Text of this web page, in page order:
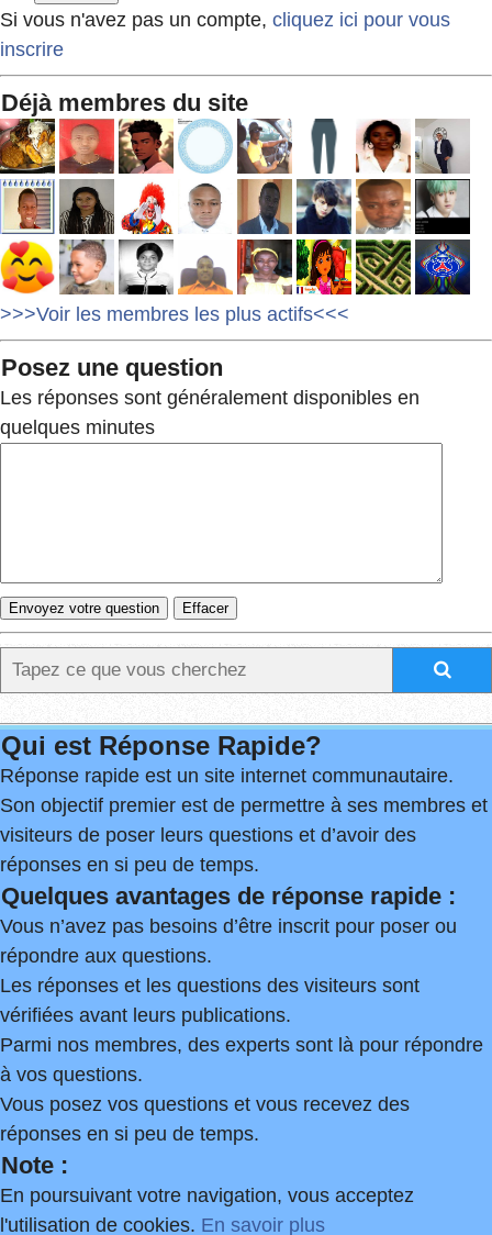
Si vous n'avez pas un compte, cliquez ici pour vous
inscrire
Déjà membres du site
>>>Voir les membres les plus actifs<<<
Posez une question
Les réponses sont généralement disponibles en
quelques minutes
Qui est Réponse Rapide?
Réponse rapide est un site internet communautaire.
Son objectif premier est de permettre à ses membres et
visiteurs de poser leurs questions et d’avoir des
réponses en si peu de temps.
Quelques avantages de réponse rapide :
Vous n’avez pas besoins d’être inscrit pour poser ou
répondre aux questions.
Les réponses et les questions des visiteurs sont
vérifiées avant leurs publications.
Parmi nos membres, des experts sont là pour répondre
à vos questions.
Vous posez vos questions et vous recevez des
réponses en si peu de temps.
Note :
En poursuivant votre navigation, vous acceptez
l'utilisation de cookies. En savoir plus